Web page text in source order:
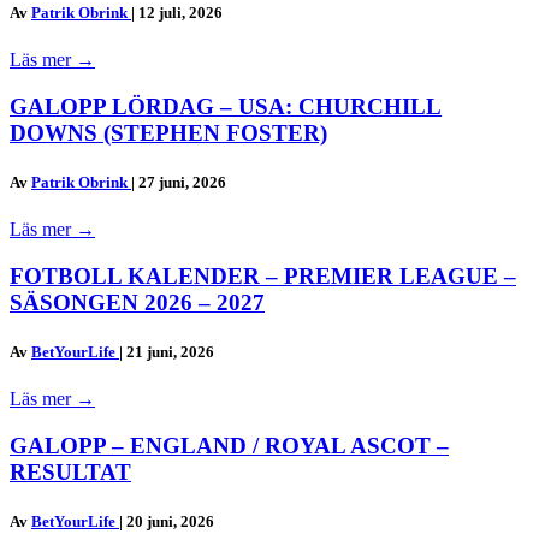
Av Patrik Obrink | 12 juli, 2026
Läs mer →
GALOPP LÖRDAG – USA: CHURCHILL
DOWNS (STEPHEN FOSTER)
Av Patrik Obrink | 27 juni, 2026
Läs mer →
FOTBOLL KALENDER – PREMIER LEAGUE –
SÄSONGEN 2026 – 2027
Av BetYourLife | 21 juni, 2026
Läs mer →
GALOPP – ENGLAND / ROYAL ASCOT –
RESULTAT
Av BetYourLife | 20 juni, 2026